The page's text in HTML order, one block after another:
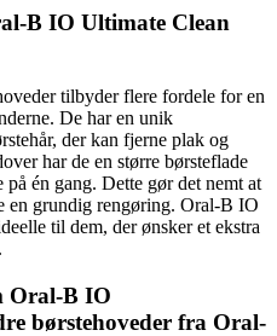
B IO Ultimate Clean
tilbyder flere fordele for en
De har en unik
der kan fjerne plak og
har de en større børsteflade
én gang. Dette gør det nemt at
en grundig rengøring. Oral-B IO
til dem, der ønsker et ekstra
Oral-B IO
børstehoveder fra Oral-